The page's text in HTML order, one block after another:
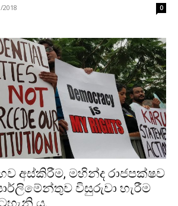
2018 0
අස්කිරීම, මහින්ද රාජපක්ෂව
විසුරුවා හැරීම
ය.